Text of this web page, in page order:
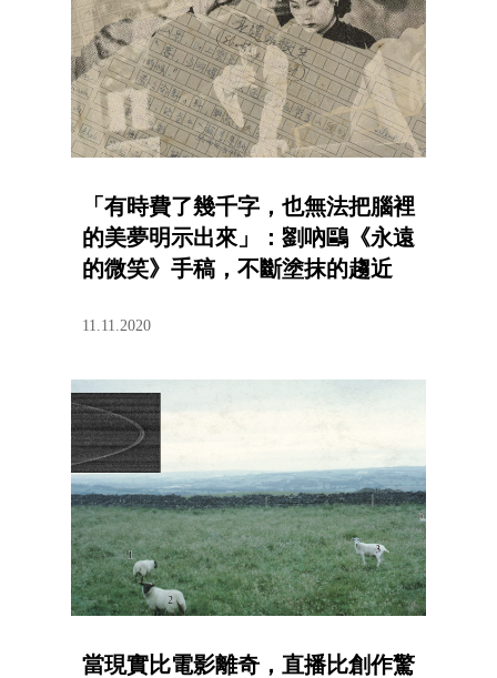
「有時費了幾千字，也無法把腦裡
的美夢明示出來」：劉吶鷗《永遠
的微笑》手稿，不斷塗抹的趨近
11.11.2020
當現實比電影離奇，直播比創作驚